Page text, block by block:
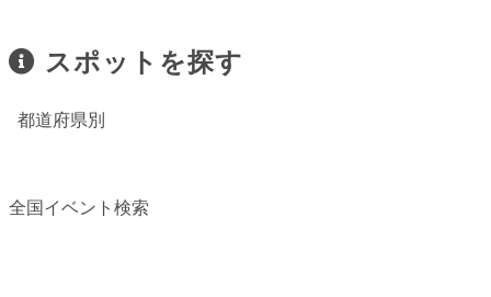
スポットを探す
都道府県別
全国イベント検索